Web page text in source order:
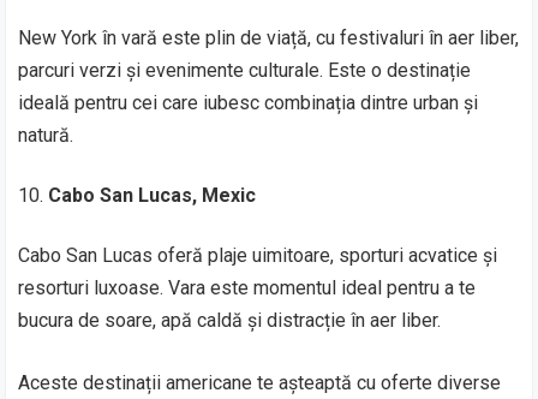
New York în vară este plin de viață, cu festivaluri în aer liber,
parcuri verzi și evenimente culturale. Este o destinație
ideală pentru cei care iubesc combinația dintre urban și
natură.
Cabo San Lucas, Mexic
Cabo San Lucas oferă plaje uimitoare, sporturi acvatice și
resorturi luxoase. Vara este momentul ideal pentru a te
bucura de soare, apă caldă și distracție în aer liber.
Aceste destinații americane te așteaptă cu oferte diverse